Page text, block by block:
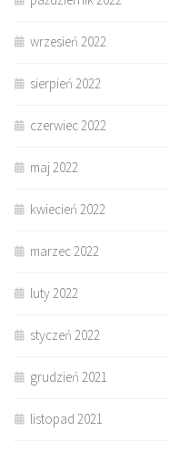
wrzesień 2022
sierpień 2022
czerwiec 2022
maj 2022
kwiecień 2022
marzec 2022
luty 2022
styczeń 2022
grudzień 2021
listopad 2021